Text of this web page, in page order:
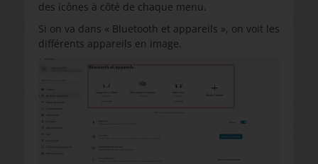
des icônes à côté de chaque menu.
Si on va dans « Bluetooth et appareils », on voit les
différents appareils en image.